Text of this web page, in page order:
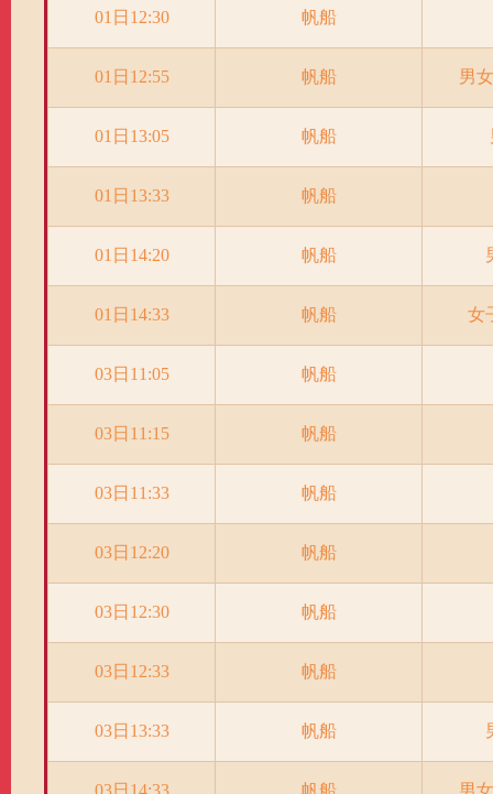
01日12:30 帆船
01日12:55 帆船 男
01日13:05 帆船
01日13:33 帆船
01日14:20 帆船
01日14:33 帆船 女
03日11:05 帆船
03日11:15 帆船
03日11:33 帆船
03日12:20 帆船
03日12:30 帆船
03日12:33 帆船
03日13:33 帆船
03日14:33 帆船 男